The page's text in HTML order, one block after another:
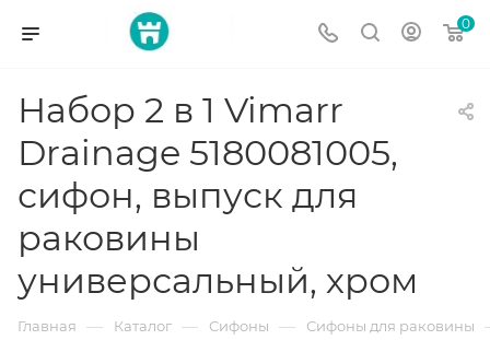
0
Набор 2 в 1 Vimarr
Drainage 5180081005,
сифон, выпуск для
раковины
универсальный, хром
Главная — Каталог — Сифоны — Сифоны для раковины